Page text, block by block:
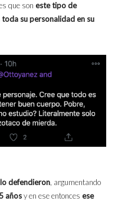
que son este tipo de
su personalidad en su
lo defendieron , argumentando
añosy en ese entonces ese